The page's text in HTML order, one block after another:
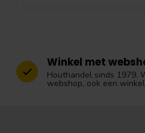
Winkel met
Houthandel sinds 1979.
webshop, ook een